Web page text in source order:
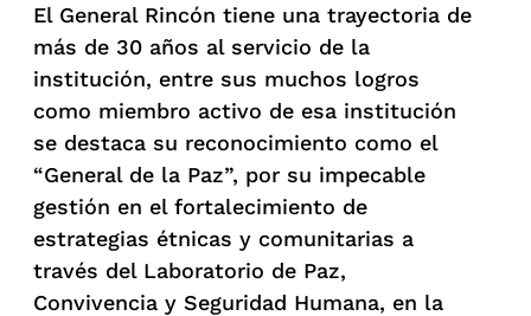
El General Rincón tiene una trayectoria de
más de 30 años al servicio de la
institución, entre sus muchos logros
como miembro activo de esa institución
se destaca su reconocimiento como el
“General de la Paz”, por su impecable
gestión en el fortalecimiento de
estrategias étnicas y comunitarias a
través del Laboratorio de Paz,
Convivencia y Seguridad Humana, en la